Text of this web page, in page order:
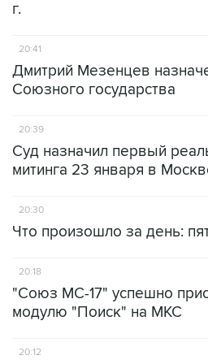
г.
20:41
Дмитрий Мезенцев
Союзного государства
20:39
Суд назначил первый
митинга 23 января в
20:30
Что произошло за день:
20:18
"Союз МС-17" успешно
модулю "Поиск" на МКС
20:12